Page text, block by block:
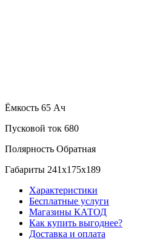
Ёмкость 65 Ач
Пусковой ток 680
Полярность Обратная
Габариты 241x175x189
Характеристики
Бесплатные услуги
Магазины КАТОД
Как купить выгоднее?
Доставка и оплата